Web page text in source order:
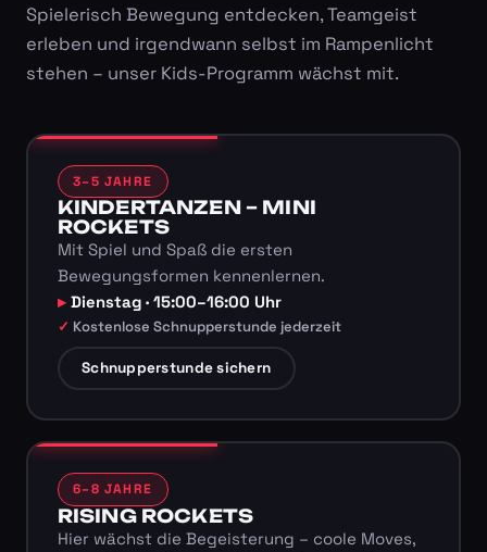
Spielerisch Bewegung entdecken, Teamgeist
erleben und irgendwann selbst im Rampenlicht
stehen – unser Kids-Programm wächst mit.
3–5 JAHRE
KINDERTANZEN – MINI
ROCKETS
Mit Spiel und Spaß die ersten
Bewegungsformen kennenlernen.
Dienstag · 15:00–16:00 Uhr
Kostenlose Schnupperstunde jederzeit
Schnupperstunde sichern
6–8 JAHRE
RISING ROCKETS
Hier wächst die Begeisterung – coole Moves,